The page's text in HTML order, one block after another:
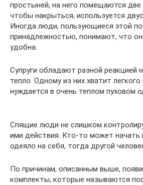
простыней, на него помещаются
чтобы накрыться, используется
Иногда люди, пользующиеся этой
принадлежностью, понимают, что
удобна.
Супруги обладают разной реакцией
тепло. Одному из них хватит
нуждается в очень теплом пуховом
Спящие люди не слишком
ими действия. Кто-то может начать
одеяло на себя, тогда другой
По причинам, описанным выше,
комплекты, которые называются